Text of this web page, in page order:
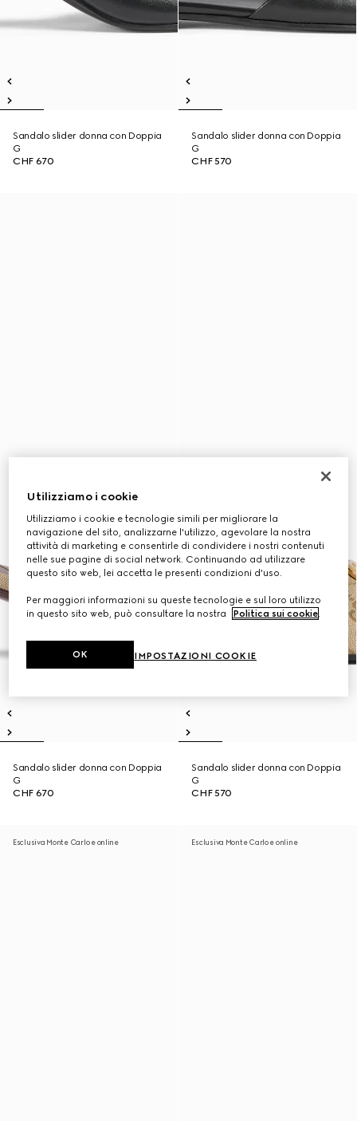
Sandalo slider donna con Doppia
G
CHF 670
Sandalo slider donna con Doppia
G
CHF 570
Sandalo slider donna con Doppia
G
CHF 670
Sandalo slider donna con Doppia
G
CHF 570
Esclusiva Monte Carlo e online Esclusiva Monte Carlo e online
Utilizziamo i cookie
Utilizziamo i cookie e tecnologie simili per migliorare la
navigazione del sito, analizzarne l'utilizzo, agevolare la nostra
attività di marketing e consentirle di condividere i nostri contenuti
nelle sue pagine di social network. Continuando ad utilizzare
questo sito web, lei accetta le presenti condizioni d'uso.
Per maggiori informazioni su queste tecnologie e sul loro utilizzo
in questo sito web, può consultare la nostra
Politica sui cookie.
IMPOSTAZIONI COOKIE
OK